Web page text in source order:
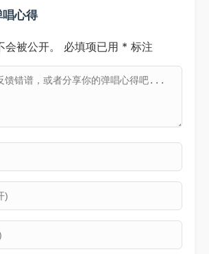
唱心得
被公开。 必填项已用 * 标注